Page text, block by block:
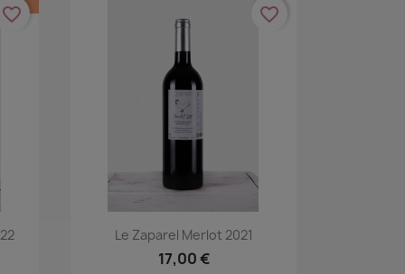
favorite_border
Aperçu rapide
Le Zaparel Merlot 2021
17,00 €
favorite_border